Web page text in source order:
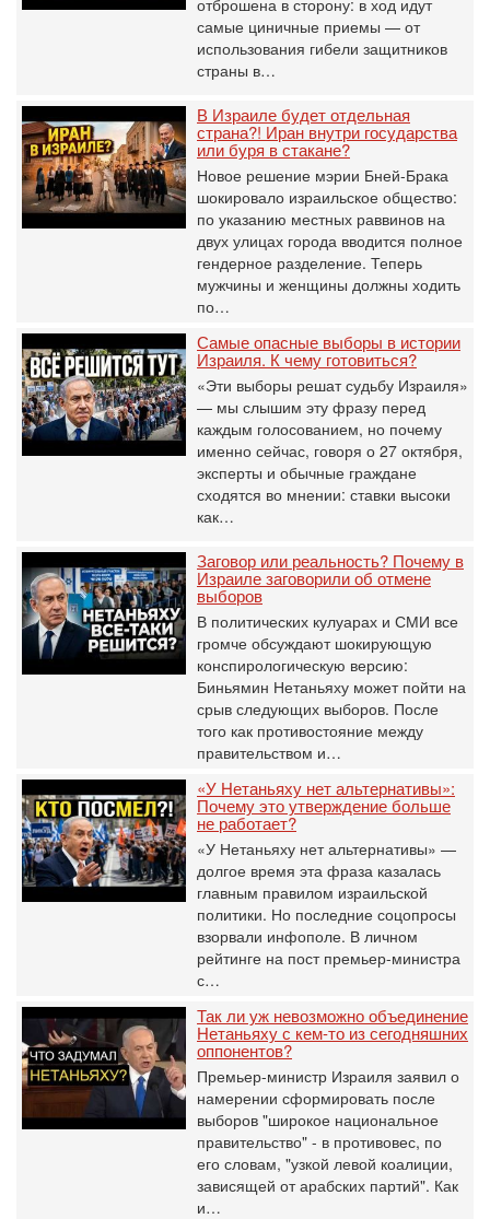
отброшена в сторону: в ход идут
самые циничные приемы — от
использования гибели защитников
страны в…
В Израиле будет отдельная
страна?! Иран внутри государства
или буря в стакане?
Новое решение мэрии Бней-Брака
шокировало израильское общество:
по указанию местных раввинов на
двух улицах города вводится полное
гендерное разделение. Теперь
мужчины и женщины должны ходить
по…
Самые опасные выборы в истории
Израиля. К чему готовиться?
«Эти выборы решат судьбу Израиля»
— мы слышим эту фразу перед
каждым голосованием, но почему
именно сейчас, говоря о 27 октября,
эксперты и обычные граждане
сходятся во мнении: ставки высоки
как…
Заговор или реальность? Почему в
Израиле заговорили об отмене
выборов
В политических кулуарах и СМИ все
громче обсуждают шокирующую
конспирологическую версию:
Биньямин Нетаньяху может пойти на
срыв следующих выборов. После
того как противостояние между
правительством и…
«У Нетаньяху нет альтернативы»:
Почему это утверждение больше
не работает?
«У Нетаньяху нет альтернативы» —
долгое время эта фраза казалась
главным правилом израильской
политики. Но последние соцопросы
взорвали инфополе. В личном
рейтинге на пост премьер-министра
с…
Так ли уж невозможно объединение
Нетаньяху с кем-то из сегодняшних
оппонентов?
Премьер-министр Израиля заявил о
намерении сформировать после
выборов "широкое национальное
правительство" - в противовес, по
его словам, "узкой левой коалиции,
зависящей от арабских партий". Как
и…